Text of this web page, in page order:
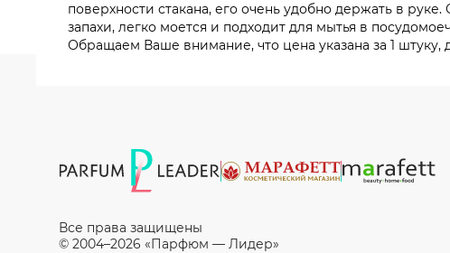
поверхности стакана, его очень удобно держать в
запахи, легко моется и подходит для мытья в
Обращаем Ваше внимание, что цена указана за 1 штуку,
Все права защищены
© 2004–2026 «Парфюм — Лидер»